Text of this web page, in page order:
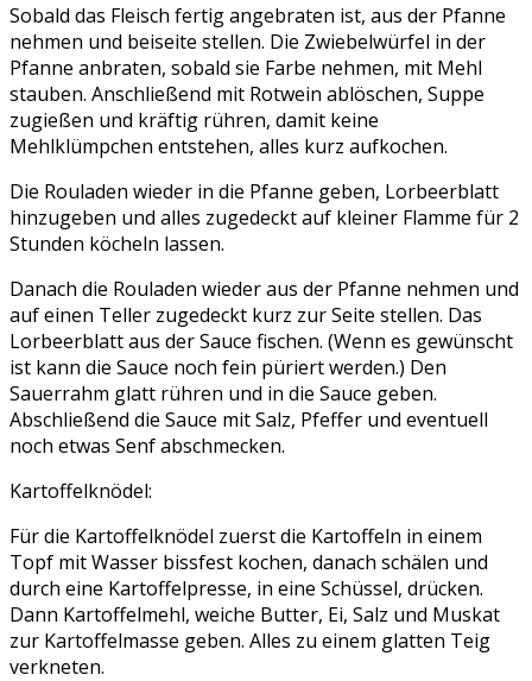
Sobald das Fleisch fertig angebraten ist, aus der Pfanne
nehmen und beiseite stellen. Die Zwiebelwürfel in der
Pfanne anbraten, sobald sie Farbe nehmen, mit Mehl
stauben. Anschließend mit Rotwein ablöschen, Suppe
zugießen und kräftig rühren, damit keine
Mehlklümpchen entstehen, alles kurz aufkochen.
Die Rouladen wieder in die Pfanne geben, Lorbeerblatt
hinzugeben und alles zugedeckt auf kleiner Flamme für 2
Stunden köcheln lassen.
Danach die Rouladen wieder aus der Pfanne nehmen und
auf einen Teller zugedeckt kurz zur Seite stellen. Das
Lorbeerblatt aus der Sauce fischen. (Wenn es gewünscht
ist kann die Sauce noch fein püriert werden.) Den
Sauerrahm glatt rühren und in die Sauce geben.
Abschließend die Sauce mit Salz, Pfeffer und eventuell
noch etwas Senf abschmecken.
Kartoffelknödel:
Für die Kartoffelknödel zuerst die Kartoffeln in einem
Topf mit Wasser bissfest kochen, danach schälen und
durch eine Kartoffelpresse, in eine Schüssel, drücken.
Dann Kartoffelmehl, weiche Butter, Ei, Salz und Muskat
zur Kartoffelmasse geben. Alles zu einem glatten Teig
verkneten.